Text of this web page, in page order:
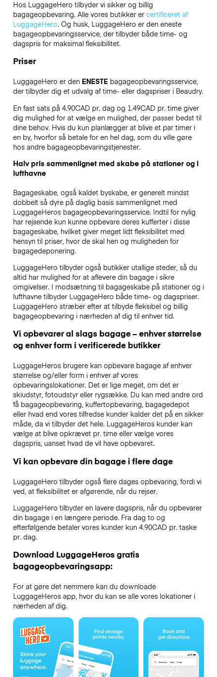
Hos LuggageHero tilbyder vi sikker og billig
bagageopbevaring. Alle vores butikker er certificeret af
LuggageHero. Og husk, LuggageHero er den eneste
bagageopbevaringsservice, der tilbyder både time- og
dagspris for maksimal fleksibilitet.
Priser
LuggageHero er den ENESTEbagageopbevaringsservice,
der tilbyder dig et udvalg af time- eller dagspriser i Beaudry.
En fast sats på 4.90CAD pr. dag og 1.49CAD pr. time giver
dig mulighed for at vælge en mulighed, der passer bedst til
dine behov. Hvis du kun planlægger at blive et par timer i
en by, hvorfor så betale for en hel dag, som du ville gøre
hos andre bagageopbevaringstjenester.
Halv pris sammenlignet med skabe på stationer og i
lufthavne
Bagageskabe, også kaldet byskabe, er generelt mindst
dobbelt så dyre på daglig basis sammenlignet med
LuggageHeros bagageopbevaringsservice. Indtil for nylig
har rejsende kun kunne opbevare deres kufferter i disse
bagageskabe, hvilket giver meget lidt fleksibilitet med
hensyn til priser, hvor de skal hen og muligheden for
bagagedeponering.
LuggageHero tilbyder også butikker utallige steder, så du
altid har mulighed for at aflevere din bagage i sikre
omgivelser. I modsætning til bagageskabe på stationer og i
lufthavne tilbyder LuggageHero både time- og dagspriser.
LuggageHero stræber efter at tilbyde fleksibel og billig
bagageopbevaring i nærheden af dig til enhver tid.
Vi opbevarer al slags bagage – enhver størrelse
og enhver form i verificerede butikker
LuggageHeros brugere kan opbevare bagage af enhver
størrelse og/eller form i enhver af vores
opbevaringslokationer. Det er lige meget, om det er
skiudstyr, fotoudstyr eller rygsække. Du kan med andre ord
få bagageopbevaring, kuffertopbevaring, bagagedepot
eller hvad end vores tilfredse kunder kalder det på en sikker
måde, da vi tilbyder det hele. LuggageHeros kunder kan
vælge at blive opkrævet pr. time eller vælge vores
dagspris, uanset hvad de vil have opbevaret.
Vi kan opbevare din bagage i flere dage
LuggageHero tilbyder også flere dages opbevaring, fordi vi
ved, at fleksibilitet er afgørende, når du rejser.
LuggageHero tilbyder en lavere dagspris, når du opbevarer
din bagage i en længere periode. Fra dag to og
efterfølgende betaler vores kunder kun 4.90CAD pr. taske
pr. dag.
Download LuggageHeros gratis
bagageopbevaringsapp:
For at gøre det nemmere kan du downloade
LuggageHeros app, hvor du kan se alle vores lokationer i
nærheden af dig.